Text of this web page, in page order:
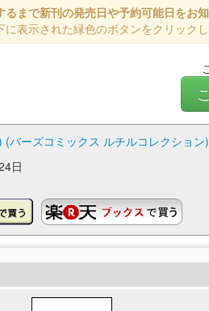
まで新刊の発売日や予約可能日をお知
に表示された緑色のボタンをクリックし
(バーズコミックス ルチルコレクション)
日